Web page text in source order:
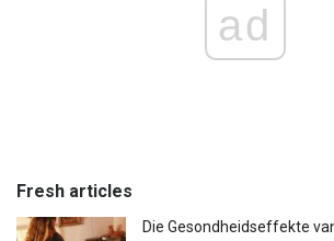
ad
Fresh articles
Die Gesondheidseffekte